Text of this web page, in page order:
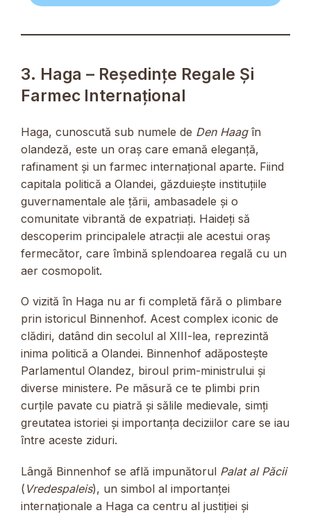
3. Haga – Reședințe Regale Și
Farmec Internațional
Haga, cunoscută sub numele de Den Haagîn
olandeză, este un oraș care emană eleganță,
rafinament și un farmec internațional aparte. Fiind
capitala politică a Olandei, găzduiește instituțiile
guvernamentale ale țării, ambasadele și o
comunitate vibrantă de expatriați. Haideți să
descoperim principalele atracții ale acestui oraș
fermecător, care îmbină splendoarea regală cu un
aer cosmopolit.
O vizită în Haga nu ar fi completă fără o plimbare
prin istoricul Binnenhof. Acest complex iconic de
clădiri, datând din secolul al XIII-lea, reprezintă
inima politică a Olandei. Binnenhof adăpostește
Parlamentul Olandez, biroul prim-ministrului și
diverse ministere. Pe măsură ce te plimbi prin
curțile pavate cu piatră și sălile medievale, simți
greutatea istoriei și importanța deciziilor care se iau
între aceste ziduri.
Lângă Binnenhof se află impunătorul Palat al Păcii
( Vredespaleis), un simbol al importanței
internaționale a Haga ca centru al justiției și